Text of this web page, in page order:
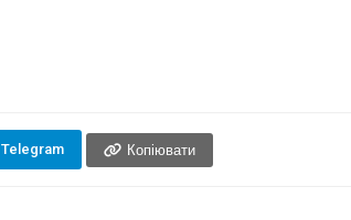
Telegram Копіювати